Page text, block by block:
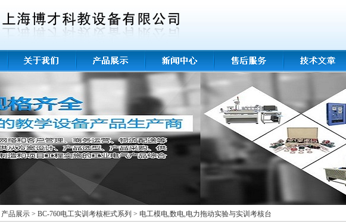
产品展示 > BC-760电工实训考核柜式系列 > 电工模电,数电,电力拖动实验与实训考核台